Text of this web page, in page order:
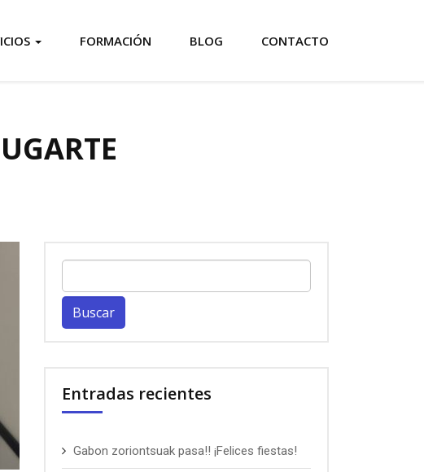
FORMACIÓN BLOG CONTACTO
Entradas recientes
Gabon zoriontsuak pasa!! ¡Felices fiestas!